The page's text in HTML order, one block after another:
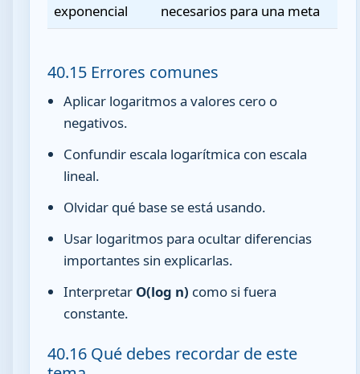
exponencial
necesarios para una meta
40.15 Errores comunes
Aplicar logaritmos a valores cero o
negativos.
Confundir escala logarítmica con escala
lineal.
Olvidar qué base se está usando.
Usar logaritmos para ocultar diferencias
importantes sin explicarlas.
Interpretar O(log n) como si fuera
constante.
40.16 Qué debes recordar de este